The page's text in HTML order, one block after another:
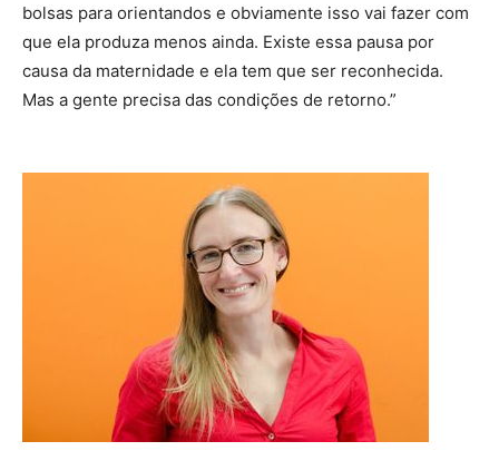
bolsas para orientandos e obviamente isso vai fazer com
que ela produza menos ainda. Existe essa pausa por
causa da maternidade e ela tem que ser reconhecida.
Mas a gente precisa das condições de retorno.”